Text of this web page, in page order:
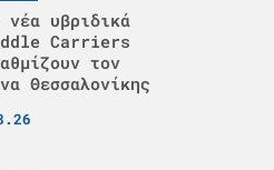
νέα υβριδικά
Carriers
τον
Θεσσαλονίκης